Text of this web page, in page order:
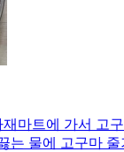
마트에 가서 고
는 물에 고구마